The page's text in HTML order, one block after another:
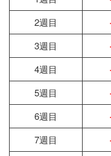
2週目
3週目
4週目
5週目
6週目
7週目